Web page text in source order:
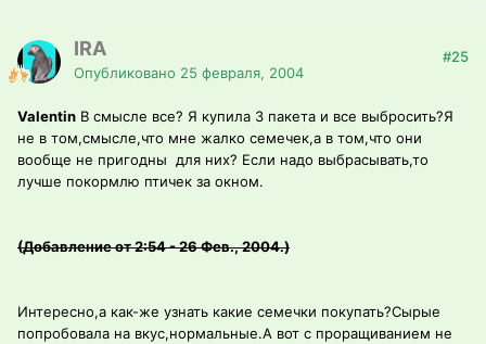
IRA
Опубликовано 25 февраля, 2004
#25
Valentin В смысле все? Я купила 3 пакета и все выбросить?Я
не в том,смысле,что мне жалко семечек,а в том,что они
вообще не пригодны для них? Если надо выбрасывать,то
лучше покормлю птичек за окном.
(Добавление от 2:54 - 26 Фев., 2004.)
Интересно,а как-же узнать какие семечки покупать?Сырые
попробовала на вкус,нормальные.А вот с проращиванием не